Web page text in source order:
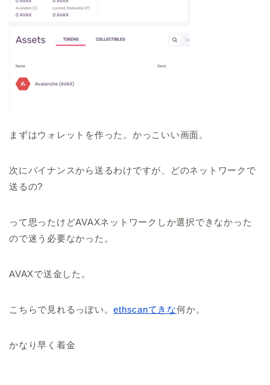
まずはウォレットを作った。かっこいい画面。
次にバイナンスから送るわけですが、どのネットワークで
送るの?
って思ったけどAVAXネットワークしか選択できなかった
ので迷う必要なかった。
AVAXで送金した。
こちらで見れるっぽい。ethscanてきな何か。
かなり早く着金